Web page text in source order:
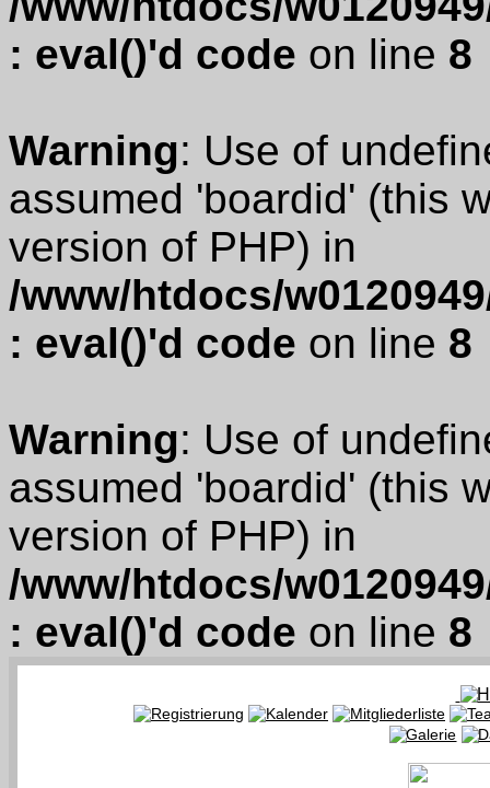
: eval()'d code on line 8
Warning: Use of
assumed 'boardid' (this
version of PHP) in
/www/htdocs/
: eval()'d code on line 8
Warning: Use of
assumed 'boardid' (this
version of PHP) in
/www/htdocs/
: eval()'d code on line 8